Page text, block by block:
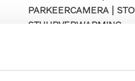
PARKEERCAMERA |
STUURVERWARMING